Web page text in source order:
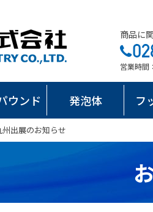
商品に
営業時間
ウンド 発泡体 フ
出展のお知らせ